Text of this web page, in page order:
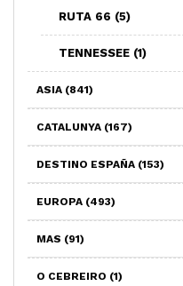
RUTA 66 (5)
TENNESSEE (1)
ASIA (841)
CATALUNYA (167)
DESTINO ESPAÑA (153)
EUROPA (493)
MAS (91)
O CEBREIRO (1)